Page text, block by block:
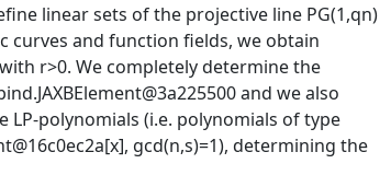
linear sets of the projective line PG(1,qn)
curves and function fields, we obtain
r>0. We completely determine the
and we also
polynomials (i.e. polynomials of type
gcd⁡(n,s)=1), determining the